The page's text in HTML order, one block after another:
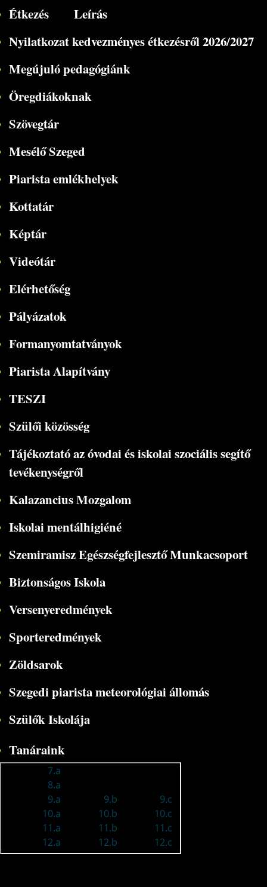
Étkezés
Leírás
Nyilatkozat kedvezményes étkezésről 2026/2027
Megújuló pedagógiánk
Öregdiákoknak
Szövegtár
Mesélő Szeged
Piarista emlékhelyek
Kottatár
Képtár
Videótár
Elérhetőség
Pályázatok
Formanyomtatványok
Piarista Alapítvány
TESZI
Szülői közösség
Tájékoztató az óvodai és iskolai szociális segítő
tevékenységről
Kalazancius Mozgalom
Iskolai mentálhigiéné
Szemiramisz Egészségfejlesztő Munkacsoport
Biztonságos Iskola
Versenyeredmények
Sporteredmények
Zöldsarok
Szegedi piarista meteorológiai állomás
Szülők Iskolája
Tanáraink